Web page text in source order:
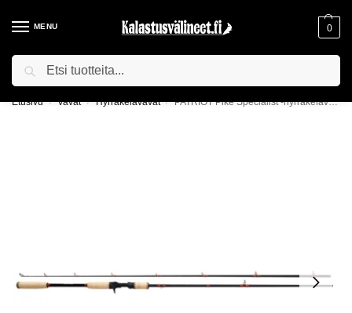
MENU 0
ILMAINEN TOIMITUS YLI 75€ TILAUKSILLE!
Etusivu / Vavat / Hyrräkelavavat / PATRIOT Pike Specialist -hyrräkelavapa